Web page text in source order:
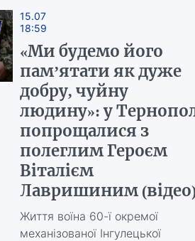
15.07
18:59
«Ми будемо його
пам’ятати як дуже
добру, чуйну
людину»: у
попрощалися з
полеглим Героєм
Віталієм
Лавришиним
Життя воїна 60-ї окремої
механізованої Інгулецької